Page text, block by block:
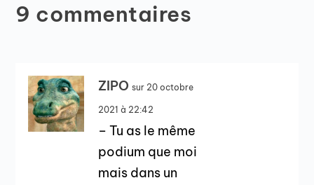
9 commentaires
ZIPO sur 20 octobre
2021 à 22:42
– Tu as le même
podium que moi
mais dans un